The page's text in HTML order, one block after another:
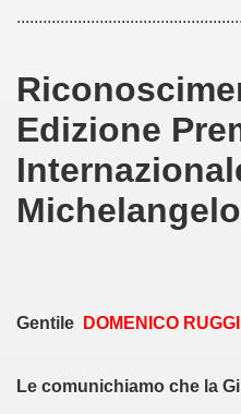
Edizione
Gentile DOMENICO
Le comunichiamo che la
28-01-2017
2-2017
– IV edizione – 2017